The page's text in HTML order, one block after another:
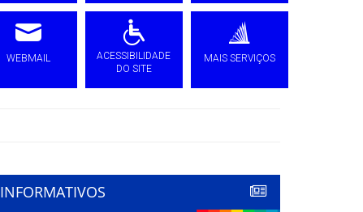
WEBMAIL
ACESSIBILIDADE
DO SITE
MAIS SERVIÇOS
INFORMATIVOS